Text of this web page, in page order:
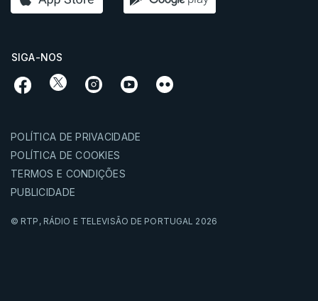
SIGA-NOS
POLÍTICA DE PRIVACIDADE
POLÍTICA DE COOKIES
TERMOS E CONDIÇÕES
PUBLICIDADE
© RTP, RÁDIO E TELEVISÃO DE PORTUGAL 2026